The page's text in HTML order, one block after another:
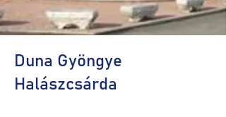
Duna Gyöngye
Halászcsárda